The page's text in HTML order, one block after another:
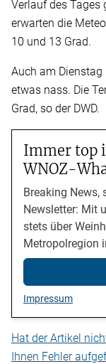
Verlauf des Tages
erwarten die
10 und 13 Grad.
Auch am
etwas nass. Die
Grad, so der DWD.
Immer top
WNOZ-
Breaking News,
Newsletter: Mit
stets über
Metropolregion
Impressum
Hat der Artikel
Ihnen Fehler